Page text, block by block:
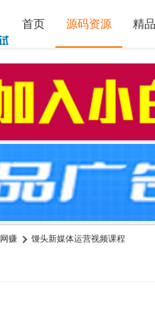
首页 源码资源 精
赚 › 馒头新媒体运营视频课程